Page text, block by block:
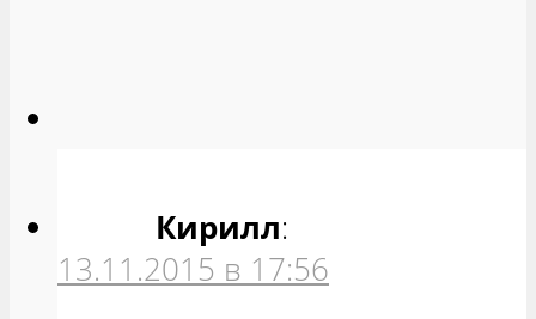
Кирилл:
13.11.2015 в 17:56